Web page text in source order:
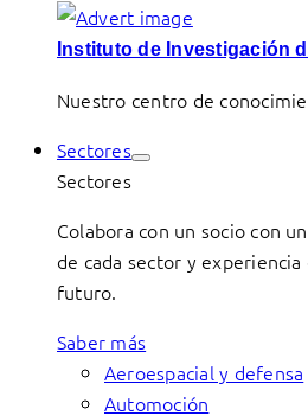
Instituto de Investigación
Nuestro centro de
Sectores
Sectores
Colabora con un socio con
de cada sector y
futuro.
Saber más
Aeroespacial y defensa
Automoción